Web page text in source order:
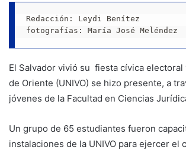
Redacción: Leydi Benítez
fotografías: María José Meléndez
El Salvador vivió su fiesta cívica electoral
de Oriente (UNIVO) se hizo presente, a
jóvenes de la Facultad en Ciencias
Un grupo de 65 estudiantes fueron
instalaciones de la UNIVO para ejercer el